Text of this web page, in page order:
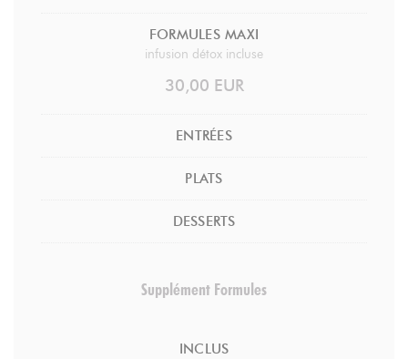
FORMULES MAXI
infusion détox incluse
30,00 EUR
ENTRÉES
PLATS
DESSERTS
Supplément Formules
INCLUS